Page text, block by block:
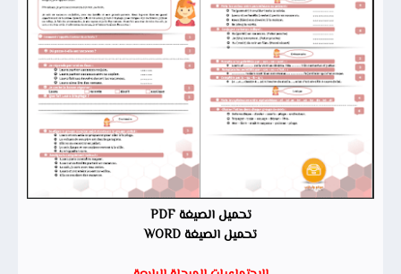
تحميل الصيغة PDF
تحميل الصيغة WORD